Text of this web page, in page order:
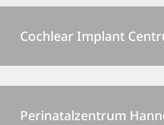
Cochlear Implant
Perinatalzentrum